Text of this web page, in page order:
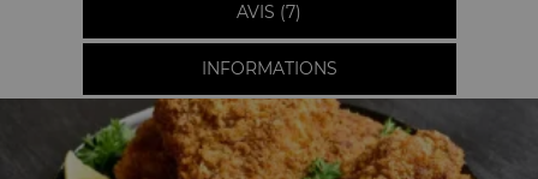
AVIS (7)
INFORMATIONS